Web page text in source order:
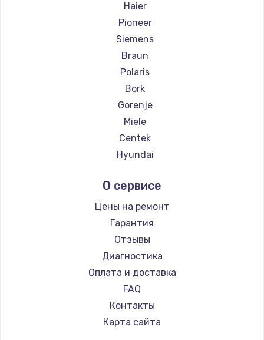
Haier
Pioneer
Siemens
Braun
Polaris
Bork
Gorenje
Miele
Centek
Hyundai
DELTA
Silter
Chayka
Beko
Vivitek
RED solution
О сервисе
Цены на ремонт
Гарантия
Отзывы
Диагностика
Оплата и доставка
FAQ
Контакты
Карта сайта